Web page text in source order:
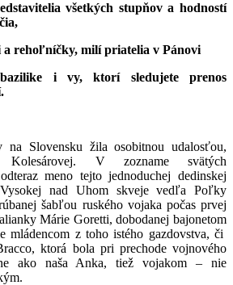
všetkých stupňov a hodností
rehoľníčky, milí priatelia v Pánovi
i vy, ktorí sledujete prenos
na Slovensku žila osobitnou udalosťou,
Kolesárovej. V zozname svätých
meno tejto jednoduchej dedinskej
nad Uhom skveje vedľa Poľky
šabľou ruského vojaka počas prvej
Márie Goretti, dobodanej bajonetom
mládencom z toho istého gazdovstva, či
ktorá bola pri prechode vojnového
ako naša Anka, tiež vojakom – nie